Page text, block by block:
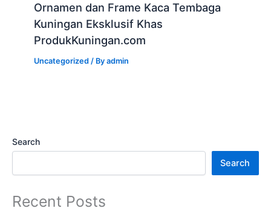
Ornamen dan Frame Kaca Tembaga
Kuningan Eksklusif Khas
ProdukKuningan.com
Uncategorized / Byadmin
Search
Search
Recent Posts